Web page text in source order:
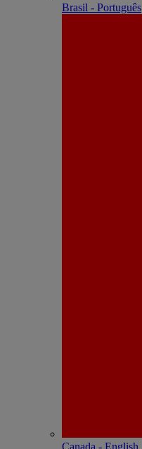
Brasil - Português
Canada - English